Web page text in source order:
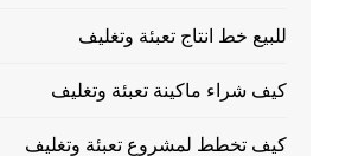
للبيع خط انتاج تعبئة وتغليف
كيف شراء ماكينة تعبئة وتغليف
كيف تخطط لمشروع تعبئة وتغليف